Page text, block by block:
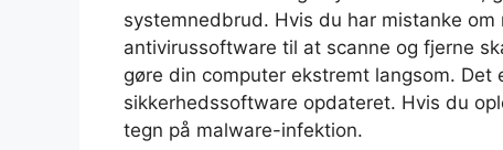
systemnedbrud. Hvis du har mistanke
antivirussoftware til at scanne og fjerne
gøre din computer ekstremt langsom.
sikkerhedssoftware opdateret. Hvis du
tegn på malware-infektion.